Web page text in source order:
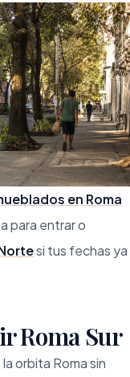
en Roma
para entrar o
si tus fechas ya
Roma Sur
orbita Roma sin